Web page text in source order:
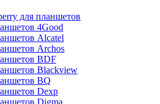
для планшетов
4Good
Alcatel
Archos
BDF
Blackview
BQ
Dexp
Digma